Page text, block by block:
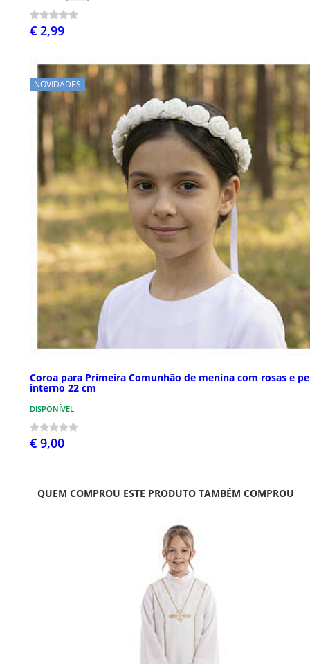
€ 2,99
NOVIDADES
Coroa para Primeira Comunhão de menina com rosas e
interno 22 cm
DISPONÍVEL
€ 9,00
QUEM COMPROU ESTE PRODUTO TAMBÉM COMPROU